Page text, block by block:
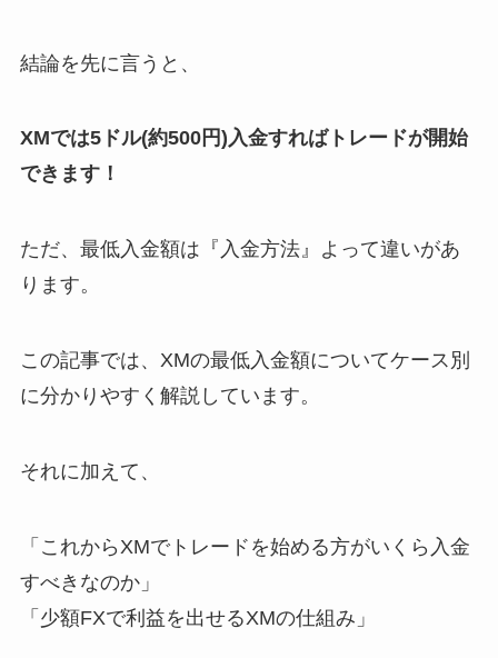
結論を先に言うと、
XMでは5ドル(約500円)入金すればトレードが開始
できます！
ただ、最低入金額は『入金方法』よって違いがあ
ります。
この記事では、XMの最低入金額についてケース別
に分かりやすく解説しています。
それに加えて、
「これからXMでトレードを始める方がいくら入金
すべきなのか」
「少額FXで利益を出せるXMの仕組み」